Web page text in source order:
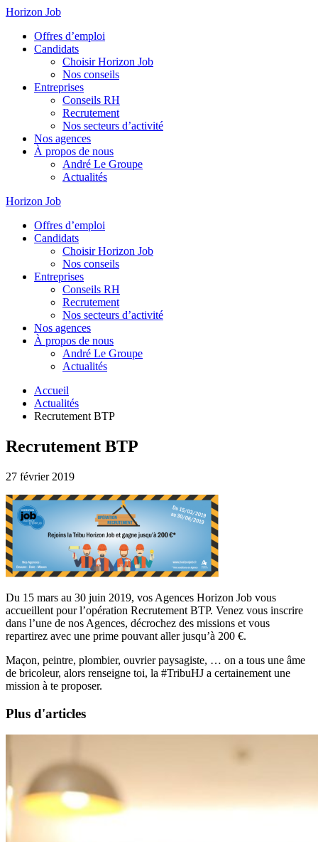
Horizon Job
Offres d’emploi
Candidats
Choisir Horizon Job
Nos conseils
Entreprises
Conseils RH
Recrutement
Nos secteurs d’activité
Nos agences
À propos de nous
André Le Groupe
Actualités
Horizon Job
Offres d’emploi
Candidats
Choisir Horizon Job
Nos conseils
Entreprises
Conseils RH
Recrutement
Nos secteurs d’activité
Nos agences
À propos de nous
André Le Groupe
Actualités
Accueil
Actualités
Recrutement BTP
Recrutement BTP
27 février 2019
Du 15 mars au 30 juin 2019, vos Agences Horizon Job vous
accueillent pour l’opération Recrutement BTP. Venez vous inscrire
dans l’une de nos Agences, décrochez des missions et vous
repartirez avec une prime pouvant aller jusqu’à 200 €.
Maçon, peintre, plombier, ouvrier paysagiste, … on a tous une âme
de bricoleur, alors renseigne toi, la #TribuHJ a certainement une
mission à te proposer.
Plus d'articles